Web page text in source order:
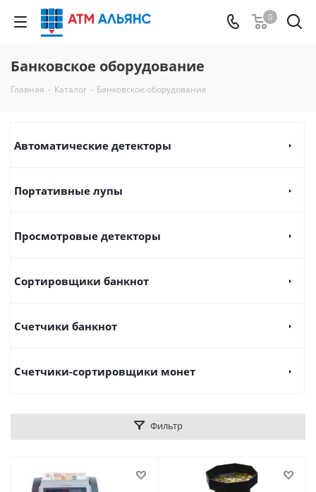
0
Банковское оборудование
Главная - Каталог - Банковское оборудование
Автоматические детекторы
Портативные лупы
Просмотровые детекторы
Сортировщики банкнот
Счетчики банкнот
Счетчики-сортировщики монет
Фильтр